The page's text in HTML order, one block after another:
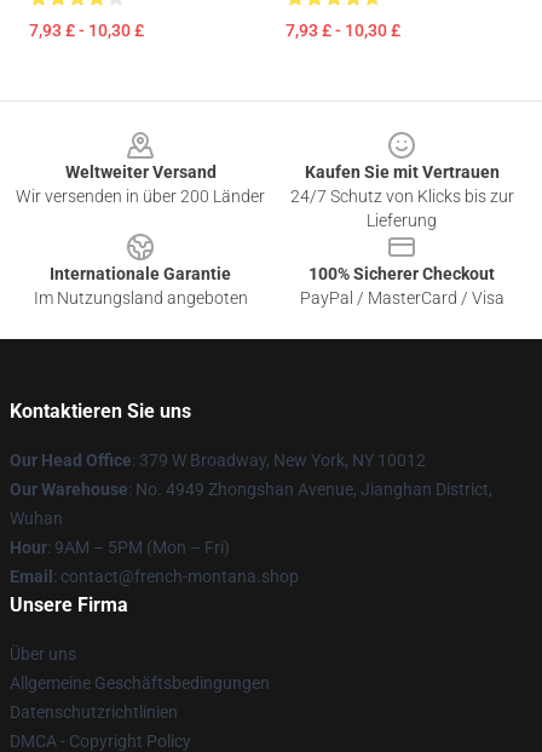
7,93 £ - 10,30 £ 7,93 £ - 10,30 £
Weltweiter Versand
Wir versenden in über 200 Länder
Kaufen Sie mit Vertrauen
24/7 Schutz von Klicks bis zur
Lieferung
Internationale Garantie
Im Nutzungsland angeboten
100% Sicherer Checkout
PayPal / MasterCard / Visa
Kontaktieren Sie uns
Our Head Office: 379 W Broadway, New York, NY 10012
Our Warehouse: No. 4949 Zhongshan Avenue, Jianghan District,
Wuhan
Hour: 9AM – 5PM (Mon – Fri)
Email : contact@french-montana.shop
Unsere Firma
Über uns
Allgemeine Geschäftsbedingungen
Datenschutzrichtlinien
DMCA - Copyright Policy